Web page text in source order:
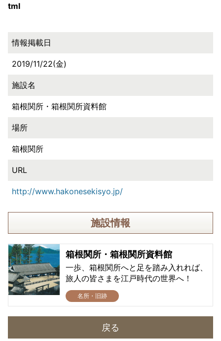
tml
情報掲載日
2019/11/22(金)
施設名
箱根関所・箱根関所資料館
場所
箱根関所
URL
http://www.hakonesekisyo.jp/
施設情報
箱根関所・箱根関所資料館
一歩、箱根関所へと足を踏み入れれば、
旅人の皆さまを江戸時代の世界へ！
名所・旧跡
戻る